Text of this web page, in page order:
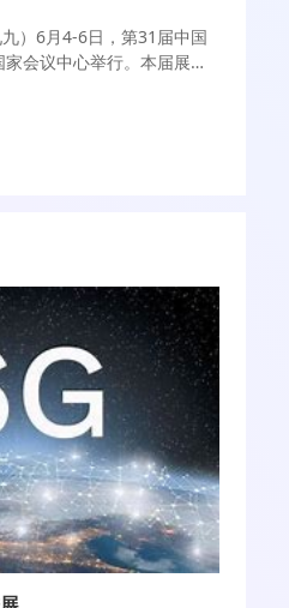
）6月4-6日，第31届中国
会议中心举行。本届展会